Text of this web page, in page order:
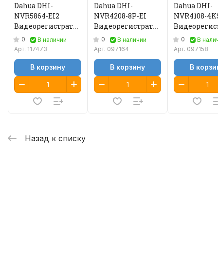
Dahua DHI-
NVR5864-EI2
Видеорегистратор
IP 0
В наличии
Арт. 117473
В корзину
Dahua DHI-
NVR4208-8P-EI
Видеорегистратор
IP 0
В наличии
Арт. 097164
В корзину
Dahua DHI-
NVR4108-
IP 0
В
Арт. 097158
В
Назад к списку